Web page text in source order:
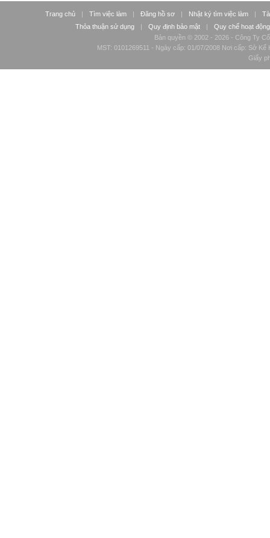
Trang chủ | Tìm việc làm | Đăng hồ sơ | Nhật ký tìm việc làm |
Thỏa thuận sử dụng
| Quy định bảo mật |
Quy chế hoạt động
Bản quyền © 2002 - 2026 - Công Ty
MST: 0101269511 - Ngày cấp: 01/07/2008 Nơi cấp: Sở
Giấy